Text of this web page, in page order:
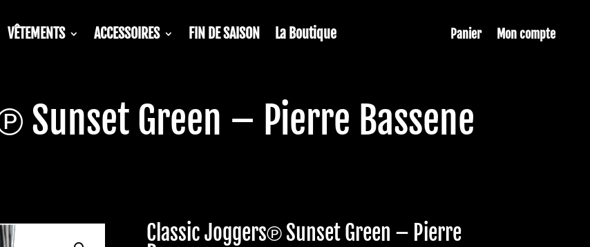
VÊTEMENTS ACCESSOIRES FIN DE SAISON La Boutique Panier Mon compte
Sunset Green – Pierre Bassene
Classic Joggers℗ Sunset Green – Pierre